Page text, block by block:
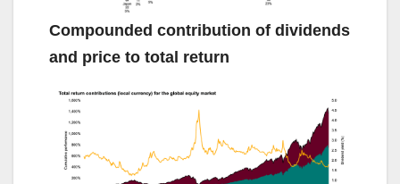
Compounded contribution of dividends
and price to total return